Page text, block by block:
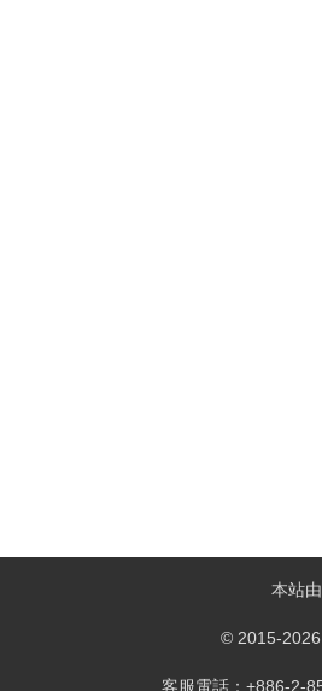
本站
© 2015-2026
客服電話：+886-2-